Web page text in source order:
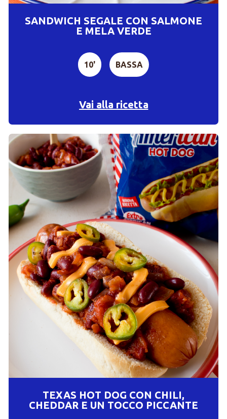
SANDWICH SEGALE CON SALMONE
E MELA VERDE
10' BASSA
Vai alla ricetta
TEXAS HOT DOG CON CHILI,
CHEDDAR E UN TOCCO PICCANTE